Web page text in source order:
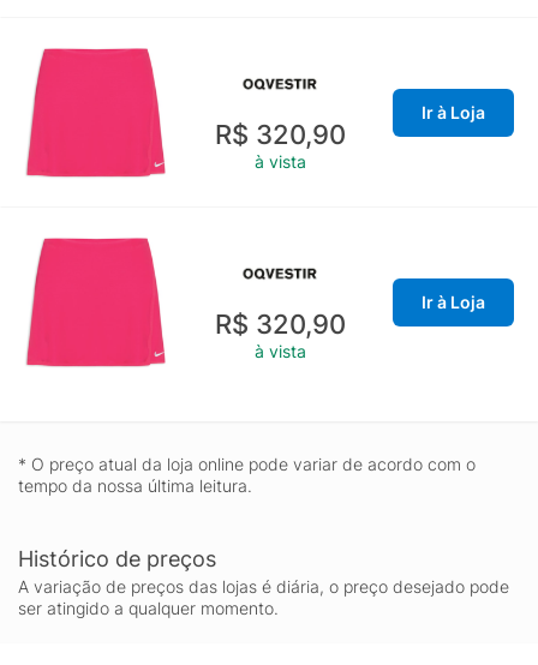
R$ 320,90
à vista
Ir à Loja
R$ 320,90
à vista
Ir à Loja
* O preço atual da loja online pode variar de acordo com o
tempo da nossa última leitura.
Histórico de preços
A variação de preços das lojas é diária, o preço desejado pode
ser atingido a qualquer momento.